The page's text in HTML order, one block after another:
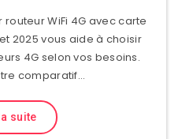
WiFi 4G avec carte
2025 vous aide à choisir
4G selon vos besoins.
comparatif…
suite